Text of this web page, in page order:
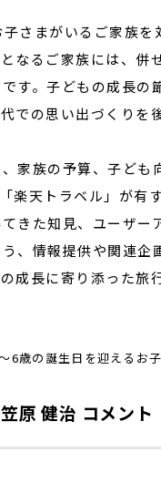
さまがいるご家族を
なるご家族には、併
す。子どもの成長の
での思い出づくりを
族の予算、子ども
楽天トラベル」が有
きた知見、ユーザー
、情報提供や関連企
成長に寄り添った旅
歳の誕生日を迎えるお子
原 健治 コメント